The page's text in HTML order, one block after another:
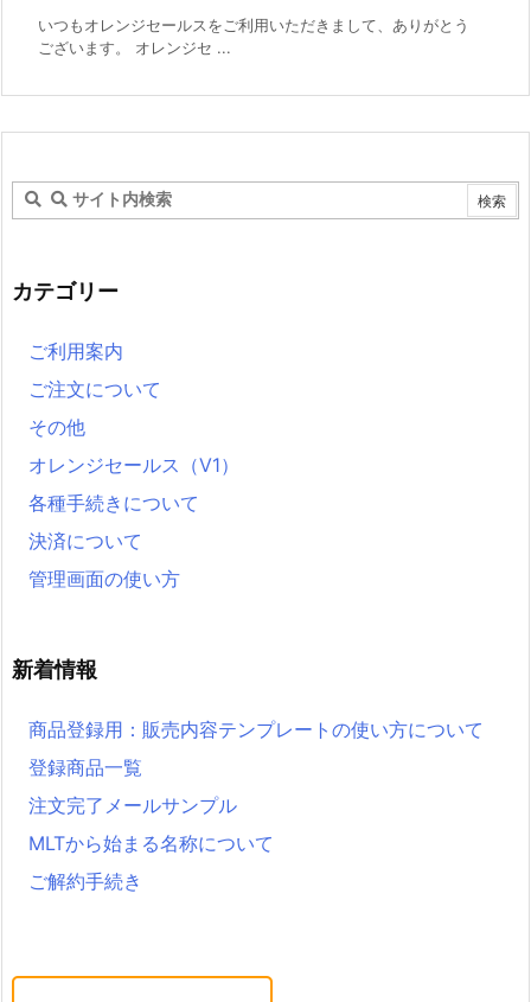
いつもオレンジセールスをご利用いただきまして、ありがとう
ございます。 オレンジセ ...
カテゴリー
ご利用案内
ご注文について
その他
オレンジセールス（V1）
各種手続きについて
決済について
管理画面の使い方
新着情報
商品登録用：販売内容テンプレートの使い方について
登録商品一覧
注文完了メールサンプル
MLTから始まる名称について
ご解約手続き